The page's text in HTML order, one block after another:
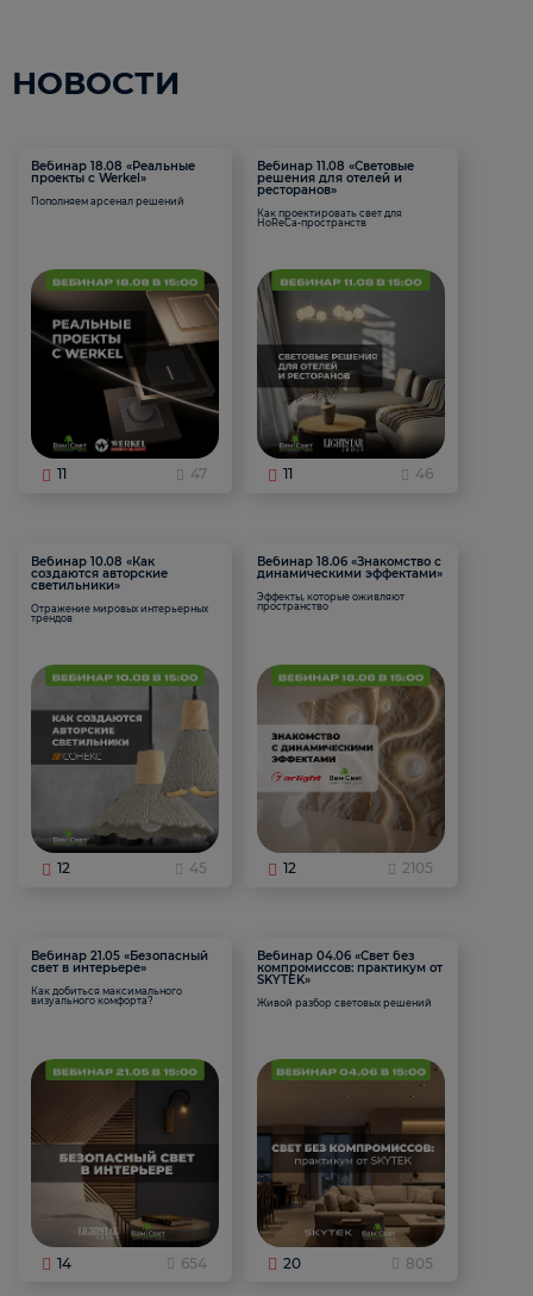
НОВОСТИ
Вебинар 18.08 «Реальные
проекты с Werkel»
Пополняем арсенал решений
11 47
Вебинар 11.08 «Световые
решения для отелей и
ресторанов»
Как проектировать свет для
HoReCa-пространств
11 46
Вебинар 10.08 «Как
создаются авторские
светильники»
Отражение мировых интерьерных
трендов
12 45
Вебинар 18.06 «Знакомство с
динамическими эффектами»
Эффекты, которые оживляют
пространство
12 2105
Вебинар 21.05 «Безопасный
свет в интерьере»
Как добиться максимального
визуального комфорта?
14 654
Вебинар 04.06 «Свет без
компромиссов: практикум от
SKYTEK»
Живой разбор световых решений
20 805